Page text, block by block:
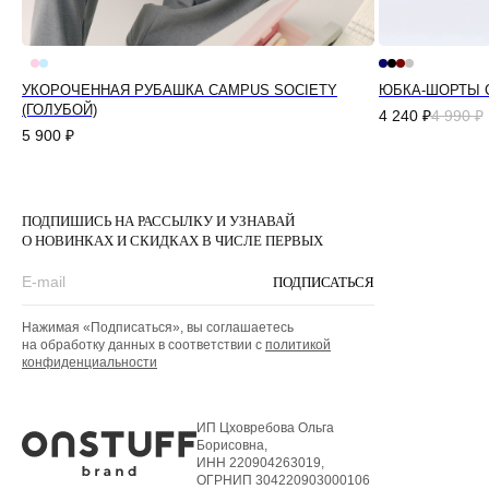
УКОРОЧЕННАЯ РУБАШКА CAMPUS SOCIETY
(ГОЛУБОЙ)
5 900 ₽
ЮБКА-ШОРТЫ
4 240 ₽4 990 ₽
ПОДПИШИСЬ НА РАССЫЛКУ И УЗНАВАЙ
О НОВИНКАХ И СКИДКАХ В ЧИСЛЕ ПЕРВЫХ
ПОДПИСАТЬСЯ
Нажимая «Подписаться», вы соглашаетесь
на обработку данных в соответствии с политикой
конфиденциальности
ИП Цховребова Ольга
Борисовна,
ИНН 220904263019,
ОГРНИП 304220903000106